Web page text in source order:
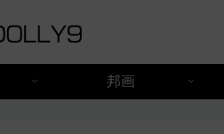
邦画